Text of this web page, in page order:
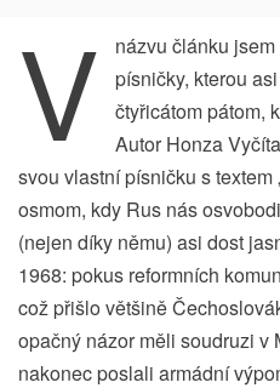
V
názvu článku
písničky, kterou
čtyřicátom pátom,
Autor Honza
svou vlastní písničku s textem
osmom, kdy Rus nás
(nejen díky němu) asi dost
1968: pokus reformních
což přišlo většině
opačný názor měli soudruzi v
nakonec poslali armádní